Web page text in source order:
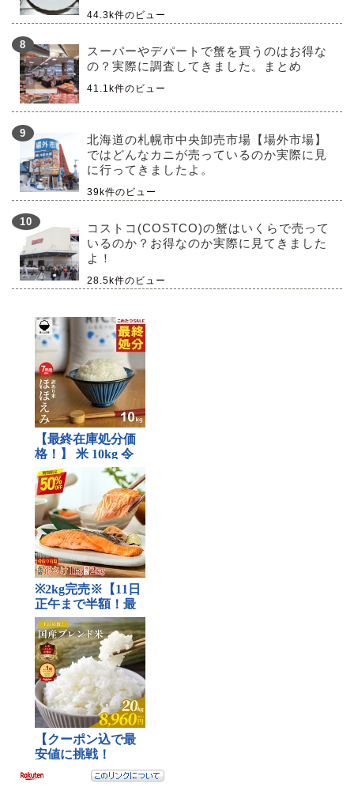
44.3k件のビュー
スーパーやデパートで蟹を買うのはお得な
の？実際に調査してきました。まとめ
41.1k件のビュー
北海道の札幌市中央卸売市場【場外市場】
ではどんなカニが売っているのか実際に見
に行ってきましたよ。
39k件のビュー
コストコ(COSTCO)の蟹はいくらで売って
いるのか？お得なのか実際に見てきました
よ！
28.5k件のビュー